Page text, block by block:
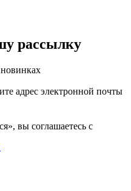
рассылку
адрес электронной почты
вы соглашаетесь с